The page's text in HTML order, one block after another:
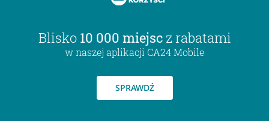
Blisko 10 000 miejsc z rabatami
w naszej aplikacji CA24 Mobile
SPRAWDŹ